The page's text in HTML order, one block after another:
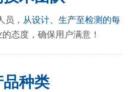
员， 从设计、生产至检测的每
态度，确保用户满意！
种类